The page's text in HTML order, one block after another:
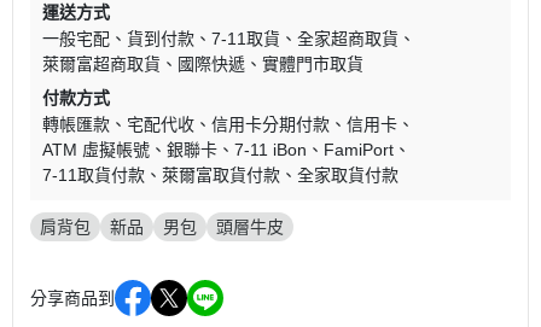
運送方式
一般宅配
貨到付款 7-11取貨
全家超商取貨
萊爾富超商取貨
國際快遞
實體門市取貨
付款方式
轉帳匯款
宅配代收 信用卡分期付款
信用卡
ATM 虛擬帳號
銀聯卡 7-11 iBon
FamiPort
7-11取貨付款
萊爾富取貨付款 全家取貨付款
肩背包 新品 男包 頭層牛皮
分享商品到